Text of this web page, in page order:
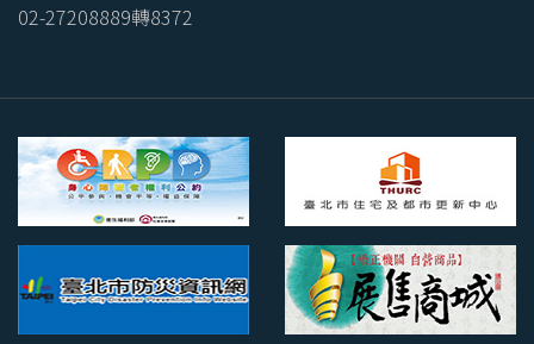
02-27208889轉8372